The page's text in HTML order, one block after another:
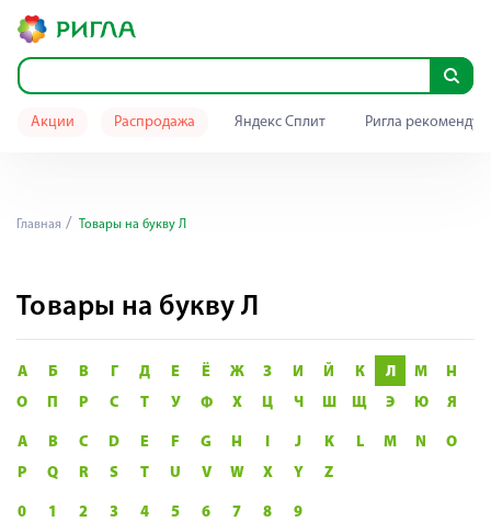
Акции Распродажа Яндекс Сплит Ригла
Главная Товары на букву Л
Товары на букву Л
А Б В Г Д Е Ё Ж З И Й К Л М
Н
О
П Р С Т У Ф Х Ц Ч Ш Щ Э Ю Я
A B C D E F G H I J K L M N
O
P
Q R S T U V W X Y Z
0 1 2 3 4 5 6 7 8 9